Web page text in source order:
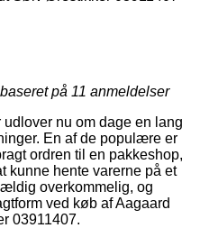
på 11 anmeldelser
nu om dage en lang
En af de populære er
ordren til en pakkeshop,
kunne hente varerne på et
overkommelig, og
ved køb af Aagaard
03911407.